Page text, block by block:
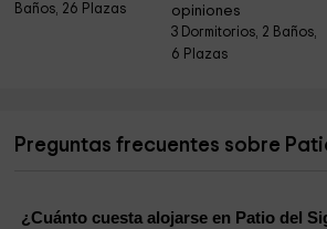
Baños, 26 Plazas
opiniones
3 Dormitorios, 2 Baños,
6 Plazas
Preguntas frecuentes sobre
¿Cuánto cuesta alojarse en Patio del